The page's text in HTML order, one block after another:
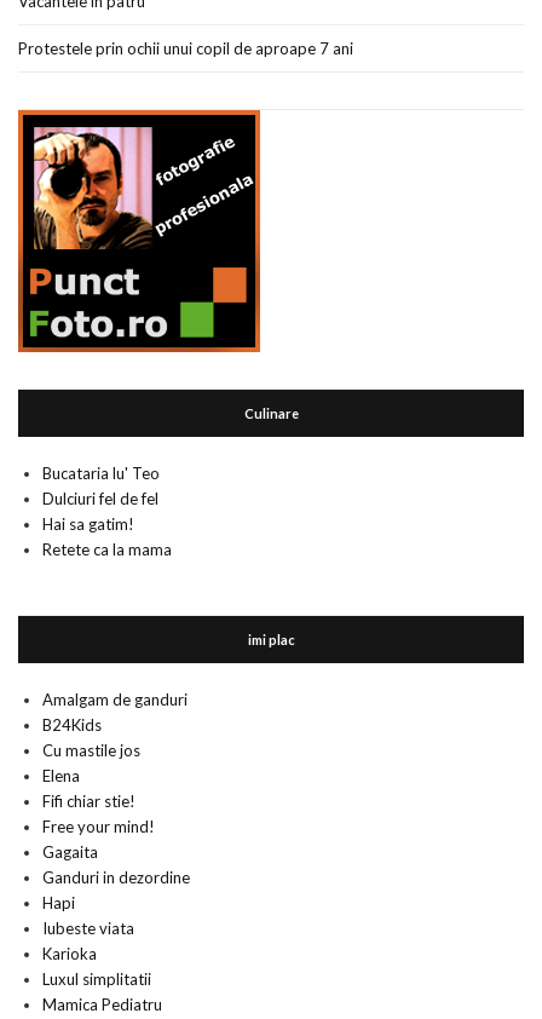
Protestele prin ochii unui copil de aproape 7 ani
Culinare
Bucataria lu' Teo
Dulciuri fel de fel
Hai sa gatim!
Retete ca la mama
imi plac
Amalgam de ganduri
B24Kids
Cu mastile jos
Elena
Fifi chiar stie!
Free your mind!
Gagaita
Ganduri in dezordine
Hapi
Iubeste viata
Karioka
Luxul simplitatii
Mamica Pediatru